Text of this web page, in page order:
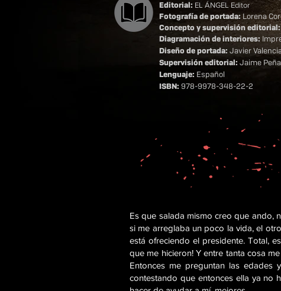
Editorial: EL ÁNGEL Editor
Fotografía de portada: Lorena
Concepto y supervisión editorial:
Diagramación de interiores:
Diseño de portada: Javier
Supervisión editorial: Jaime
Lenguaje: Español
ISBN: 978-9978-348-22-2
Es que salada mismo creo que ando,
si me arreglaba un poco la vida, el
está ofreciendo el presidente. Total,
que me hicieron! Y entre tanta cosa
Entonces me preguntan las
contestando que entonces ella ya no